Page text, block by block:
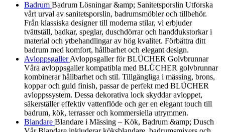
Badrum Badrum Lösningar &amp; Sanitetsporslin Utforska
vårt urval av sanitetsporslin, badrumsmöbler och tillbehör.
Från klassiska designer till moderna stilar, vi erbjuder
tvättställ, badkar, speglar, duschdörrar och handdukstorkar i
material och ytbehandlingar av hög kvalitet. Förbättra ditt
badrum med komfort, hållbarhet och elegant design.
AvloppsgallerAvloppsgaller för BLÜCHER Golvbrunnar
Våra avloppsgaller kompatibla med BLÜCHER golvbrunnar
kombinerar hållbarhet och stil. Tillgängliga i mässing, brons,
koppar och guld finish, passar de perfekt med BLÜCHER
avloppssystem. Dessa dekorativa lock skyddar avloppet,
säkerställer effektiv vattenflöde och ger en elegant touch till
badrum, kök, terrasser och kommersiella utrymmen.
Blandare Blandare i Mässing – Kök, Badrum &amp; Dusch